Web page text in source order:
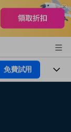
免費試用